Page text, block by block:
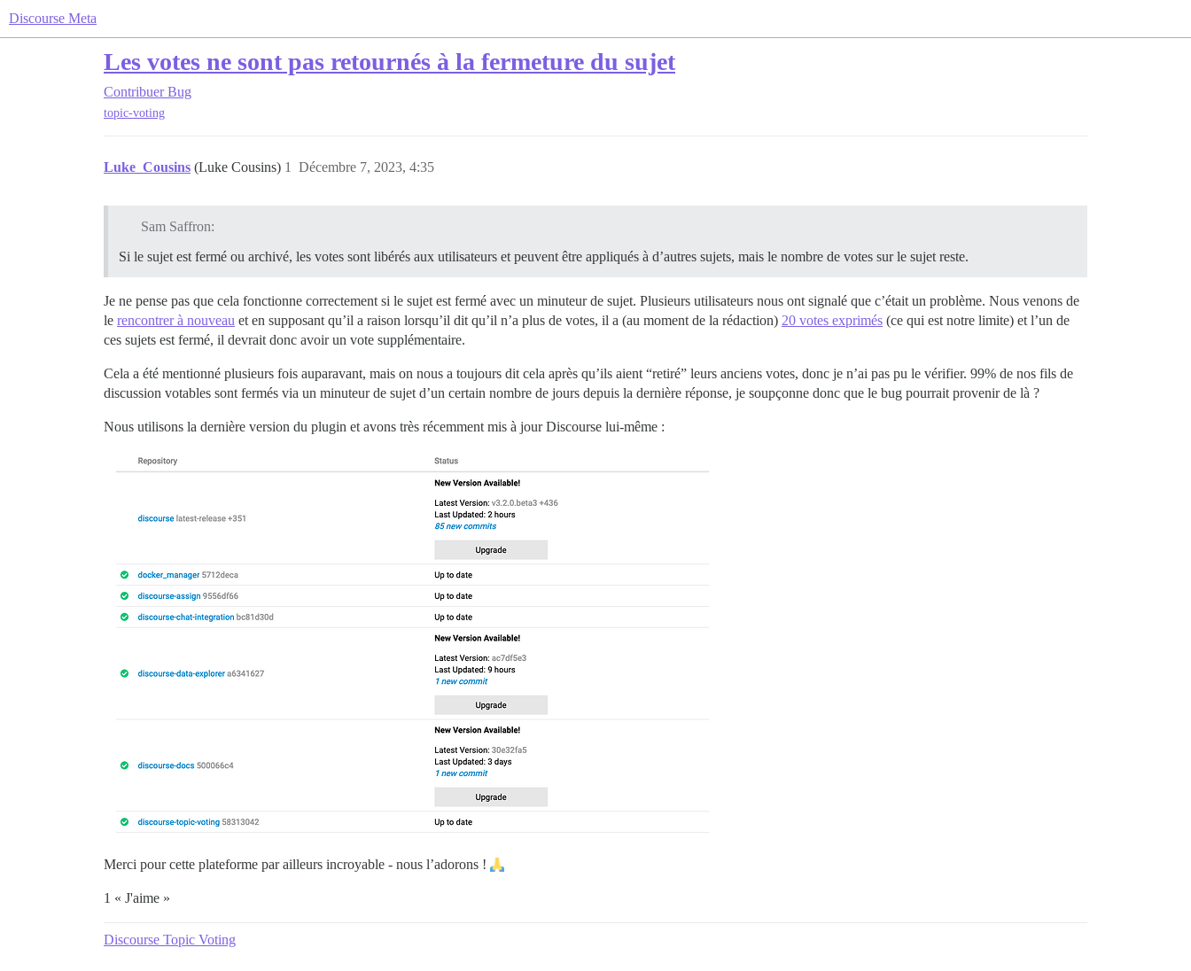
Discourse Meta
Les votes ne sont pas retournés à la fermeture du sujet
Contribuer Bug
topic-voting
Luke_Cousins (Luke Cousins) Décembre 7, 2023, 4:35
1
Sam Saffron:
Si le sujet est fermé ou archivé, les votes sont libérés aux utilisateurs et peuvent être appliqués à d’autres sujets, mais le nombre de votes sur le sujet reste.
Je ne pense pas que cela fonctionne correctement si le sujet est fermé avec un minuteur de sujet. Plusieurs utilisateurs nous ont signalé que c’était un problème. Nous venons de
le rencontrer à nouveau et en supposant qu’il a raison lorsqu’il dit qu’il n’a plus de votes, il a (au moment de la rédaction) 20 votes exprimés (ce qui est notre limite) et l’un de
ces sujets est fermé, il devrait donc avoir un vote supplémentaire.
Cela a été mentionné plusieurs fois auparavant, mais on nous a toujours dit cela après qu’ils aient “retiré” leurs anciens votes, donc je n’ai pas pu le vérifier. 99% de nos fils de
discussion votables sont fermés via un minuteur de sujet d’un certain nombre de jours depuis la dernière réponse, je soupçonne donc que le bug pourrait provenir de là ?
Nous utilisons la dernière version du plugin et avons très récemment mis à jour Discourse lui-même :
Merci pour cette plateforme par ailleurs incroyable - nous l’adorons !
1 « J'aime »
Discourse Topic Voting